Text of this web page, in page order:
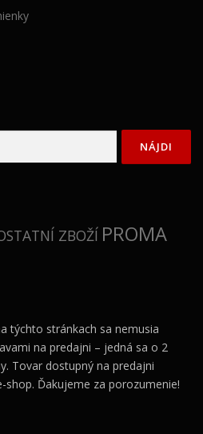
ZBOŽÍ PROMA
týchto stránkach sa nemusia
na predajni – jedná sa o 2
Tovar dostupný na predajni
shop. Ďakujeme za porozumenie!